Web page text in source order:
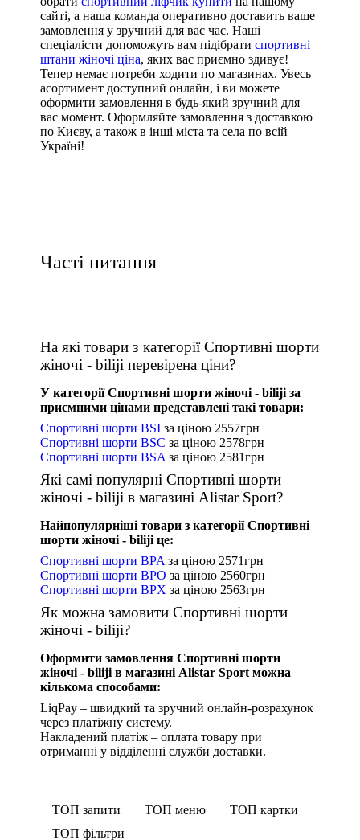
сайті, а наша команда оперативно доставить ваше
замовлення у зручний для вас час. Наші
спеціалісти допоможуть вам підібрати спортивні
штани жіночі ціна, яких вас приємно здивує!
Тепер немає потреби ходити по магазинах. Увесь
асортимент доступний онлайн, і ви можете
оформити замовлення в будь-який зручний для
вас момент. Оформляйте замовлення з доставкою
по Києву, а також в інші міста та села по всій
Україні!
Часті питання
На які товари з категорії Спортивні шорти
жіночі - biliji перевірена ціни?
У категорії Спортивні шорти жіночі - biliji за
приємними цінами представлені такі товари:
Спортивні шорти BSI за ціною 2557грн
Спортивні шорти BSC за ціною 2578грн
Спортивні шорти BSA за ціною 2581грн
Які самі популярні Спортивні шорти
жіночі - biliji в магазині Alistar Sport?
Найпопулярніші товари з категорії Спортивні
шорти жіночі - biliji це:
Спортивні шорти BPA за ціною 2571грн
Спортивні шорти BPO за ціною 2560грн
Спортивні шорти BPX за ціною 2563грн
Як можна замовити Спортивні шорти
жіночі - biliji?
Оформити замовлення Спортивні шорти
жіночі - biliji в магазині Alistar Sport можна
кількома способами:
LiqPay – швидкий та зручний онлайн-розрахунок
через платіжну систему.
Накладений платіж – оплата товару при
отриманні у відділенні служби доставки.
ТОП запити ТОП меню
ТОП картки
ТОП фільтри